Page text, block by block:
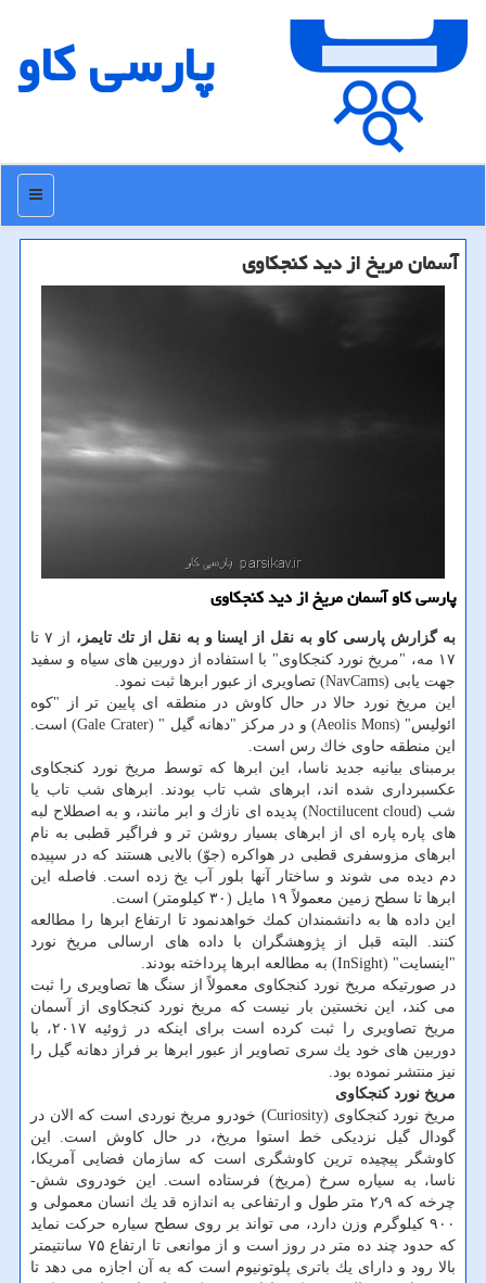
پارسی كاو
منو
آسمان مریخ از دید كنجكاوی
پارسی كاو آسمان مریخ از دید كنجكاوی
به گزارش پارسی كاو به نقل از ایسنا و به نقل از تك تایمز،
از ۷ تا
۱۷ مه، "مریخ نورد كنجكاوی" با استفاده از دوربین های سیاه و سفید
جهت یابی (NavCams) تصاویری از عبور ابرها ثبت نمود.
این مریخ نورد حالا در حال كاوش در منطقه ای پایین تر از "كوه
ائولیس" (Aeolis Mons) و در مركز "دهانه گیل " (Gale Crater) است.
این منطقه حاوی خاك رس است.
برمبنای بیانیه جدید ناسا، این ابرها كه توسط مریخ نورد كنجكاوی
عكسبرداری شده اند، ابرهای شب تاب بودند. ابرهای شب تاب یا
شب (Noctilucent cloud) پدیده ای نازك و ابر مانند، و به اصطلاح لبه
های پاره پاره ای از ابرهای بسیار روشن تر و فراگیر قطبی به نام
ابرهای مزوسفری قطبی در هواكره (جوّ) بالایی هستند كه در سپیده
دم دیده می شوند و ساختار آنها بلور آب یخ زده است. فاصله این
ابرها تا سطح زمین معمولاً ۱۹ مایل (۳۰ كیلومتر) است.
این داده ها به دانشمندان كمك خواهدنمود تا ارتفاع ابرها را مطالعه
كنند. البته قبل از پژوهشگران با داده های ارسالی مریخ نورد
"اینسایت" (InSight) به مطالعه ابرها پرداخته بودند.
در صورتیكه مریخ نورد كنجكاوی معمولاً از سنگ ها تصاویری را ثبت
می كند، این نخستین بار نیست كه مریخ نورد كنجكاوی از آسمان
مریخ تصاویری را ثبت كرده است برای اینكه در ژوئیه ۲۰۱۷، با
دوربین های خود یك سری تصاویر از عبور ابرها بر فراز دهانه گیل را
نیز منتشر نموده بود.
مریخ نورد كنجكاوی
مریخ نورد كنجكاوی (Curiosity) خودرو مریخ نوردی است كه الان در
گودال گیل نزدیكی خط استوا مریخ، در حال كاوش است. این
كاوشگر پیچیده ترین كاوشگری است كه سازمان فضایی آمریكا،
ناسا، به سیاره سرخ (مریخ) فرستاده است. این خودروی شش-
چرخه كه ۲٫۹ متر طول و ارتفاعی به اندازه قد یك انسان معمولی و
۹۰۰ كیلوگرم وزن دارد، می تواند بر روی سطح سیاره حركت نماید
كه حدود چند ده متر در روز است و از موانعی تا ارتفاع ۷۵ سانتیمتر
بالا رود و دارای یك باتری پلوتونیوم است كه به آن اجازه می دهد تا